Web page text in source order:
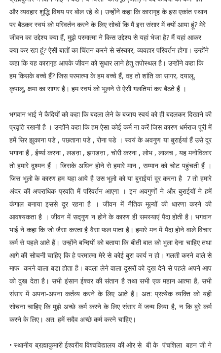
और व्यवहार शुद्धि विषय पर बोल रहे थे। उन्होंने कहा कि कारागृह के इस एकांत स्थान
पर बैठकर स्वयं को परिवर्तन करने के लिए सोचों कि मैं इस संसार में क्यों आया हूं? मेरे
जीवन का उद्देश्य क्या हैं, मुझे परमात्मा ने किस उद्देश्य से यहां भेजा है? मैं यहां आकर
क्या कर रहा हूं? ऐसी बातों का चिंतन करने से संस्कार, व्यवहार परिवर्तन होगा। उन्होंने
कहा कि यह कारागृह आपके जीवन को सुधार लाने हेतु तपोस्थल है। उन्होंने कहा कि
हम किसके बच्चे हैं? जिस परमात्मा के हम बच्चे हैं, वह तो शांति का सागर, दयालू,
कृपालू, क्षमा का सागर है। हम स्वयं को भूलने से ऐसी गलतियां कर बैठते हैं ।
भगवान भाई ने कैदियों को कहा कि बदला लेने के बजाय स्वयं को ही बदलकर दिखाने की
प्रवृति रखनी है । उन्होंने कहा कि हम ऐसा कोई कर्म ना करें जिस कारण धर्मराज पूरी में
हमें सिर झुकाना पडे , पछताना पडे , रोना पडे । स्वयं के अवगुण या बुराईयां हैं उसे दूर
भगाना हैं , ईर्ष्या करना , लडऩा , झगडऩा , चोरी करना , लोभ , लालच , यह मनोविकार
तो हमारे दुश्मन हैं । जिसके अधिन होने से हमारे मान , सम्मान को चोट पहुंचती हैं ।
जिस भूलो के कारण हम यहा आये है उस भूलो को या बुराईयां दूर करना है 7 तो हमारे
अंदर की अपराधिक प्रवति में परिवर्तन आएगा । इन अवगुणों ने और बुराईयों ने हमें
कंगाल बनाया इससे दूर रहना है । जीवन में नैतिक मूल्यों की धारणा करने की
आवश्यकता है । जीवन में सद्गुण न होने के कारण ही समस्याएं पैदा होती है। भगवान
भाई ने कहा कि जो जैसा करता है वैसा फल पाता है। हमारे मन में पैदा होने वाले विचार
कर्म से पहले आते हैं। उन्होंने बन्दियों को बताया कि बीती बात को भुला देना चाहिए तथा
आगे की सोचनी चाहिए कि हे परमात्मा मेरे से कोई बुरा कार्य न हो। गलती करने वाले से
माफ करने वाला बडा होता है। बदला लेने वाला दूसरों को दुख देने से पहले अपने आप
को दुख देता है। सभी इंसान ईश्वर की संतान है तथा सभी एक महान आत्मा है, सभी
संसार में अपना-अपना कर्तव्य करने के लिए आते हैं। अत: प्रत्येक व्यक्ति को यही
सोचना चाहिए कि मुझे अच्छे कर्म करने के लिए संसार में जन्म लिया है, न कि बुरे कर्म
करने के लिए। अत: हमें सदैव अच्छे कर्म करने चाहिए।
• स्थानीय ब्रह्माकुमारी ईश्वरीय विश्वविद्यालय की ओर से बी के पंचशिला बहन जी ने